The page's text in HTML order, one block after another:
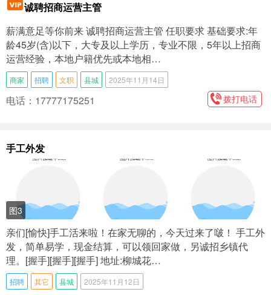
诚聘招商运营主管
薪满意足等你前来 诚聘招商运营主管 任职要求 基础要求:年
龄45岁(含)以下，大专及以上学历，专业不限，5年以上招商
运营经验，本地户籍优先或本地相…
商家 招聘 文职 县城 2025年11月14日
电话：17777175251 拨打电话
手工外发
图3
亲们[愉快]手工活来啦！在家无聊的，今天过来了啵！ 手工外
发，简单易学，现金结算，可以领回家做，另诚招乡镇代
理。[握手][握手][握手] 地址:柳城花…
招聘 其它 县城 2025年11月12日